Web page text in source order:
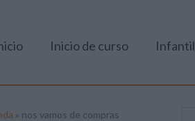
Inicio de curso Infantil
» nos vamos de compras